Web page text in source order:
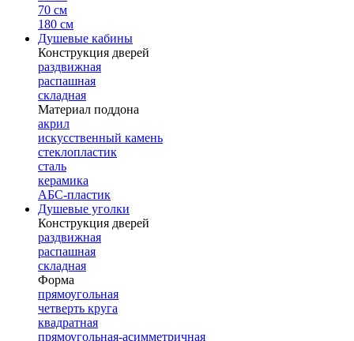
70 см
180 см
Душевые кабины
Конструкция дверей
раздвижная
распашная
складная
Материал поддона
акрил
искусственный камень
стеклопластик
сталь
керамика
АБС-пластик
Душевые уголки
Конструкция дверей
раздвижная
распашная
складная
Форма
прямоугольная
четверть круга
квадратная
прямоугольная-асимметричная